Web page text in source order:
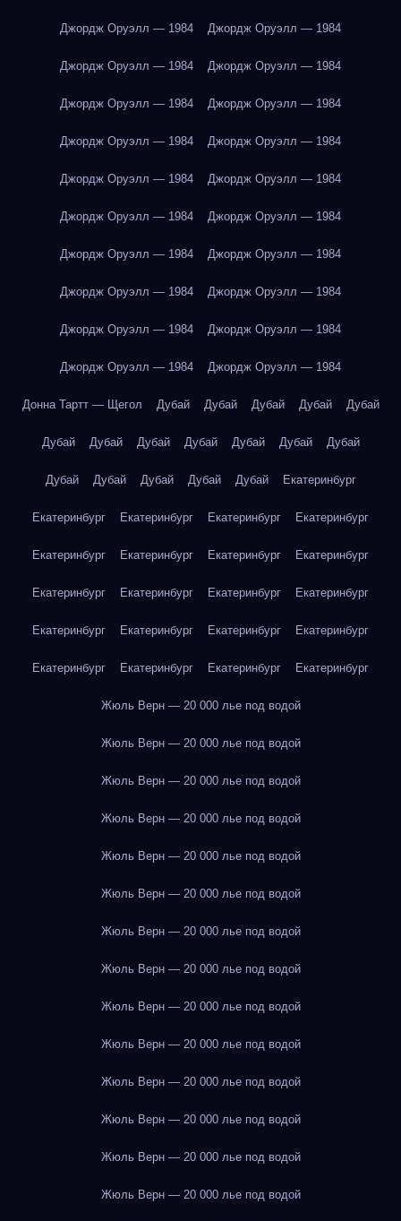
Джордж Оруэлл — 1984 Джордж Оруэлл — 1984
Джордж Оруэлл — 1984 Джордж Оруэлл — 1984
Джордж Оруэлл — 1984 Джордж Оруэлл — 1984
Джордж Оруэлл — 1984 Джордж Оруэлл — 1984
Джордж Оруэлл — 1984 Джордж Оруэлл — 1984
Джордж Оруэлл — 1984 Джордж Оруэлл — 1984
Джордж Оруэлл — 1984 Джордж Оруэлл — 1984
Джордж Оруэлл — 1984 Джордж Оруэлл — 1984
Джордж Оруэлл — 1984 Джордж Оруэлл — 1984
Джордж Оруэлл — 1984 Джордж Оруэлл — 1984
Донна Тартт — Щегол Дубай Дубай Дубай Дубай Дубай
Дубай Дубай Дубай Дубай Дубай Дубай Дубай
Дубай Дубай Дубай Дубай Дубай Екатеринбург
Екатеринбург Екатеринбург Екатеринбург Екатеринбург
Екатеринбург Екатеринбург Екатеринбург Екатеринбург
Екатеринбург Екатеринбург Екатеринбург Екатеринбург
Екатеринбург Екатеринбург Екатеринбург Екатеринбург
Екатеринбург Екатеринбург Екатеринбург Екатеринбург
Жюль Верн — 20 000 лье под водой
Жюль Верн — 20 000 лье под водой
Жюль Верн — 20 000 лье под водой
Жюль Верн — 20 000 лье под водой
Жюль Верн — 20 000 лье под водой
Жюль Верн — 20 000 лье под водой
Жюль Верн — 20 000 лье под водой
Жюль Верн — 20 000 лье под водой
Жюль Верн — 20 000 лье под водой
Жюль Верн — 20 000 лье под водой
Жюль Верн — 20 000 лье под водой
Жюль Верн — 20 000 лье под водой
Жюль Верн — 20 000 лье под водой
Жюль Верн — 20 000 лье под водой